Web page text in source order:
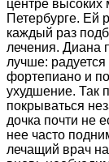
центре высоких
Петербурге. Ей
каждый раз
лечения. Диана
лучше:
фортепиано и
ухудшение. Так
покрываться
дочка почти не
нее часто
лечащий врач